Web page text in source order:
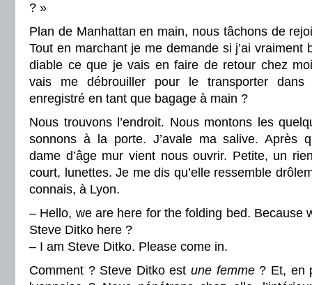
? »
Plan de Manhattan en main, nous tâchons de
Tout en marchant je me demande si j’ai vraiment
diable ce que je vais en faire de retour chez
vais me débrouiller pour le transporter dans
enregistré en tant que bagage à main ?
Nous trouvons l’endroit. Nous montons les
sonnons à la porte. J’avale ma salive. Après
dame d’âge mur vient nous ouvrir. Petite, un
court, lunettes. Je me dis qu’elle ressemble
connais, à Lyon.
– Hello, we are here for the folding bed. Because
Steve Ditko here ?
– I am Steve Ditko. Please come in.
Comment ? Steve Ditko estune femme? Et, en